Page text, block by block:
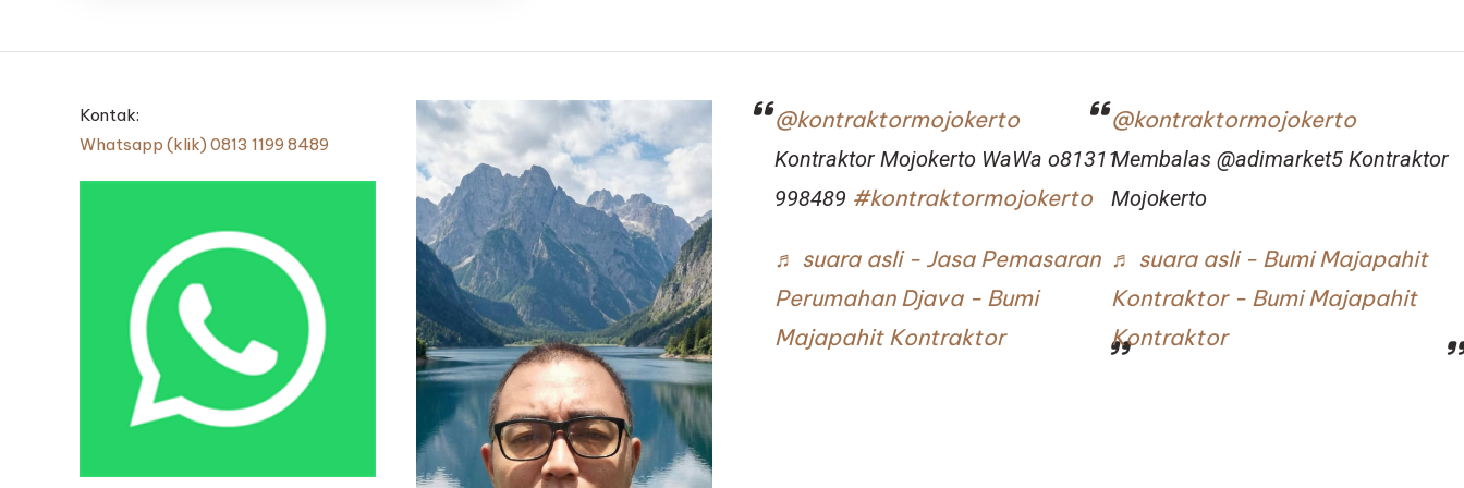
Kontak:
Whatsapp (klik) 0813 1199 8489
@kontraktormojokerto
Kontraktor Mojokerto WaWa o81311
998489 #kontraktormojokerto
♬ suara asli - Jasa Pemasaran
Perumahan Djava - Bumi
Majapahit Kontraktor
@kontraktormojokerto
Membalas @adimarket5 Kontraktor
Mojokerto
♬ suara asli - Bumi Majapahit
Kontraktor - Bumi Majapahit
Kontraktor